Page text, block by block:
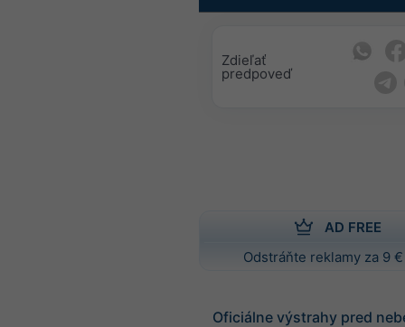
Zdieľať
predpoveď
AD FREE
Odstráňte reklamy za 9
Oficiálne výstrahy pred